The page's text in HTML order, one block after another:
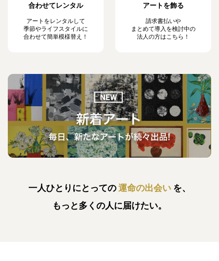
合わせてレンタル
アートをレンタルして
季節やライフスタイルに
合わせて簡単模様替え！
アートを飾る
請求書払いや
まとめて導入を検討中の
法人の方はこちら！
一人ひとりにとっての運命の出会い を、
もっと多くの人に届けたい。